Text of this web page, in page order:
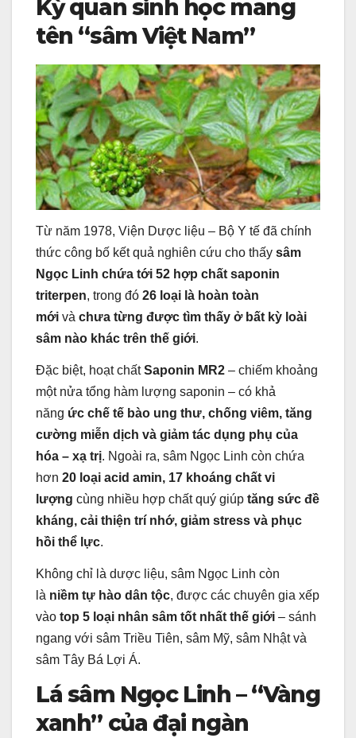
Kỳ quan sinh học mang
tên “sâm Việt Nam”
Từ năm 1978, Viện Dược liệu – Bộ Y tế đã chính
thức công bố kết quả nghiên cứu cho thấy sâm
Ngọc Linh chứa tới 52 hợp chất saponin
triterpen, trong đó 26 loại là hoàn toàn
mới và chưa từng được tìm thấy ở bất kỳ loài
sâm nào khác trên thế giới.
Đặc biệt, hoạt chấtSaponin MR2 – chiếm khoảng
một nửa tổng hàm lượng saponin – có khả
năng ức chế tế bào ung thư, chống viêm, tăng
cường miễn dịch và giảm tác dụng phụ của
hóa – xạ trị. Ngoài ra, sâm Ngọc Linh còn chứa
hơn 20 loại acid amin, 17 khoáng chất vi
lượng cùng nhiều hợp chất quý giúp tăng sức đề
kháng, cải thiện trí nhớ, giảm stress và phục
hồi thể lực.
Không chỉ là dược liệu, sâm Ngọc Linh còn
là niềm tự hào dân tộc, được các chuyên gia xếp
vào top 5 loại nhân sâm tốt nhất thế giới – sánh
ngang với sâm Triều Tiên, sâm Mỹ, sâm Nhật và
sâm Tây Bá Lợi Á.
Lá sâm Ngọc Linh – “Vàng
xanh” của đại ngàn